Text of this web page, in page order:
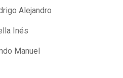
Alejandro
Inés
Manuel